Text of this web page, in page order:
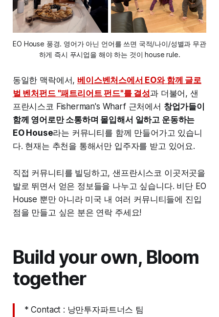
EO House 풍경. 영어가 아닌 언어를 쓰면 국적/나이/성별과 무관
하게 즉시 푸시업을 해야 하는 것이 house rule.
동일한 맥락에서, 베이스벤처스에서 EO와 함께 글로
벌 벤처펀드 "패트리어트 펀드"를 결성과 더불어, 샌
프란시스코 Fisherman's Wharf 근처에서 창업가들이
함께 영어로만 소통하며 몰입해서 일하고 운동하는
EO House라는 커뮤니티를 함께 만들어가고 있습니
다. 현재는 추천을 통해서만 입주자를 받고 있어요.
직접 커뮤니티를 빌딩하고, 샌프란시스코 이곳저곳을
발로 뛰면서 얻은 정보들을 나누고 싶습니다. 비단 EO
House 뿐만 아니라 미국 내 여러 커뮤니티들에 진입
점을 만들고 싶은 분은 연락 주세요!
Build your own, Bloom
together
* Contact : 낭만투자파트너스 팀